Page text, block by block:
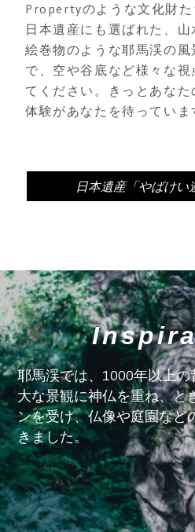
Propertyのような文化財た
日本遺産にも選ばれた、
絵巻物のような耶馬渓の
で、空や谷底など様々な
てください。きっとあな
体験があなたを待っていま
日本遺産「やばけい
耶馬渓では、1000年以上
大な景観に神仏を重ね、と
ンを受け、仏像や庭園など
きました。